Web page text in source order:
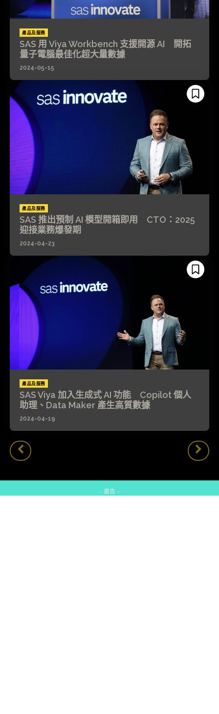
產品及服務
SAS 用 Viya Workbench 支援開源 AI 開拓
量子電腦最佳化超大量數據
2024-05-15
產品及服務
SAS 推出預制 AI 模型開箱即用 CTO：2025
迎接業務爆發期
2024-04-23
產品及服務
SAS Viya 加入生成式 AI 功能 Copilot 個人
助理、Data Maker 產生高質數據
2024-04-19
- 廣告 -